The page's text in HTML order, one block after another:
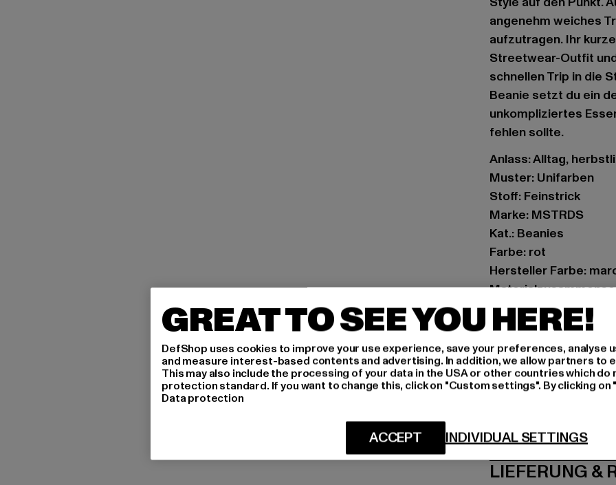
angenehm weiches
aufzutragen. Ihr
Streetwear-Outfit
schnellen Trip in die
Beanie setzt du ein
unkompliziertes
fehlen sollte.
Anlass: Alltag,
Muster: Unifarben
Stoff: Feinstrick
Marke: MSTRDS
Kat.: Beanies
Farbe: rot
Hersteller Farbe:
Art.Nr: 10546-00150
Hersteller: Masterdis
Maria-Merian-Straße
LIEFERUNG &
GREAT TO SEE YOU HERE!
DefShop uses cookies to improve your use experience, save your preferences, analyse
and measure interest-based contents and advertising. In addition, we allow partners to
This may also include the processing of your data in the USA or other countries which do
protection standard. If you want to change this, click on "Custom settings". By clicking
Data protection
INDIVIDUAL SETTINGS
ACCEPT